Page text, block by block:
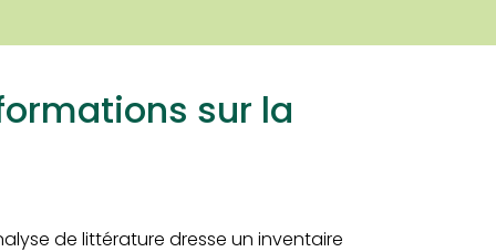
sur la
de littérature dresse un inventaire